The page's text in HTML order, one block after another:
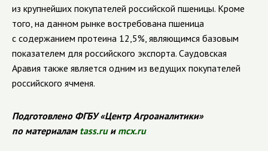
из крупнейших покупателей российской пшеницы. Кроме
того, на данном рынке востребована пшеница
с содержанием протеина 12,5%, являющимся базовым
показателем для российского экспорта. Саудовская
Аравия также является одним из ведущих покупателей
российского ячменя.
Подготовлено ФГБУ «Центр Агроаналитики»
по материалам tass.ruи mcx.ru